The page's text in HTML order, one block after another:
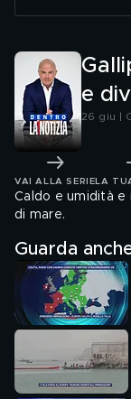
e
26 giu |
VAI ALLA SERIE LA
Caldo e umidità
di mare.
Guarda